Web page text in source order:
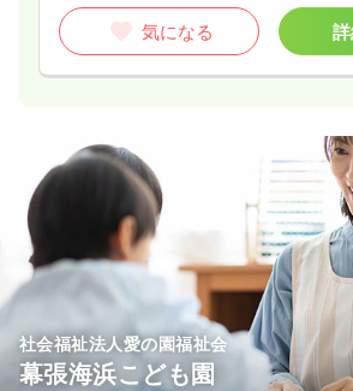
気になる
社会福祉法人愛の園福祉会
幕張海浜こども園